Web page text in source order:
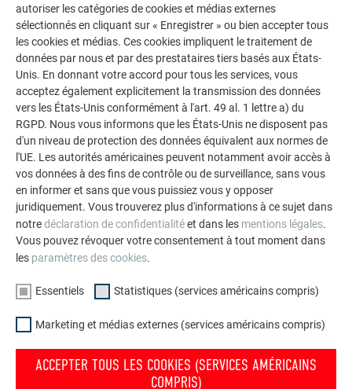
Couche de séparation bitumineuse requise jusqu’à 25°
de pente de toit.
Fixation de base
Directe, avec 3 (petits panneaux) ou 5 (grands panneaux)
clous annelés 2,8/25
autoriser les catégories de cookies et médias externes
sélectionnés en cliquant sur « Enregistrer » ou bien accepter tous
les cookies et médias. Ces cookies impliquent le traitement de
données par nous et par des prestataires tiers basés aux États-
Unis. En donnant votre accord pour tous les services, vous
acceptez également explicitement la transmission des données
vers les États-Unis conformément à l'art. 49 al. 1 lettre a) du
RGPD. Nous vous informons que les États-Unis ne disposent pas
d'un niveau de protection des données équivalent aux normes de
l'UE. Les autorités américaines peuvent notamment avoir accès à
vos données à des fins de contrôle ou de surveillance, sans vous
en informer et sans que vous puissiez vous y opposer
juridiquement. Vous trouverez plus d'informations à ce sujet dans
notredéclaration de confidentialitéet dans les mentions légales.
Vous pouvez révoquer votre consentement à tout moment dans
les paramètres des cookies.
Essentiels Statistiques (services américains compris)
Marketing et médias externes (services américains compris)
ACCEPTER TOUS LES COOKIES (SERVICES AMÉRICAINS
COMPRIS)